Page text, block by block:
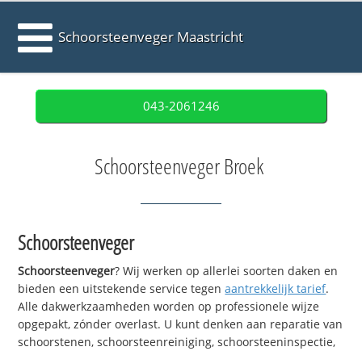
Schoorsteenveger Maastricht
043-2061246
Schoorsteenveger Broek
Schoorsteenveger
Schoorsteenveger? Wij werken op allerlei soorten daken en
bieden een uitstekende service tegenaantrekkelijk tarief.
Alle dakwerkzaamheden worden op professionele wijze
opgepakt, zónder overlast. U kunt denken aan reparatie van
schoorstenen, schoorsteenreiniging, schoorsteeninspectie,